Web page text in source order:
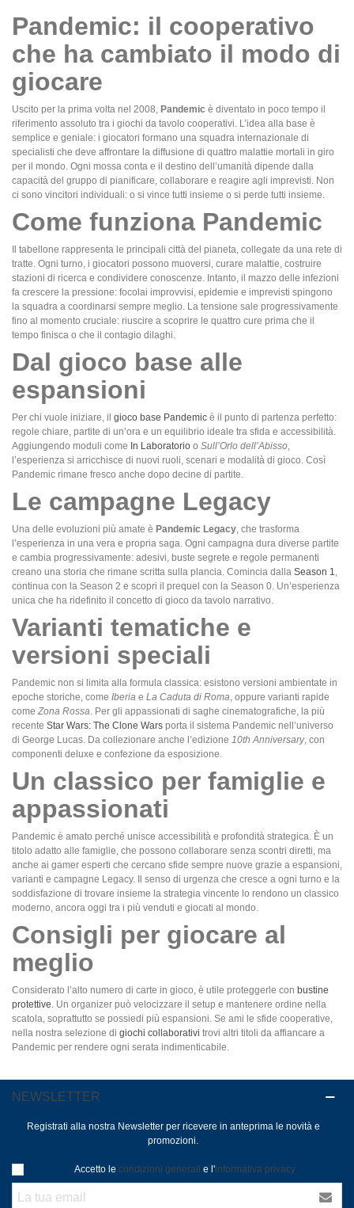
Pandemic: il cooperativo
che ha cambiato il modo di
giocare
Uscito per la prima volta nel 2008, Pandemic è diventato in poco tempo il
riferimento assoluto tra i giochi da tavolo cooperativi. L’idea alla base è
semplice e geniale: i giocatori formano una squadra internazionale di
specialisti che deve affrontare la diffusione di quattro malattie mortali in giro
per il mondo. Ogni mossa conta e il destino dell’umanità dipende dalla
capacità del gruppo di pianificare, collaborare e reagire agli imprevisti. Non
ci sono vincitori individuali: o si vince tutti insieme o si perde tutti insieme.
Come funziona Pandemic
Il tabellone rappresenta le principali città del pianeta, collegate da una rete di
tratte. Ogni turno, i giocatori possono muoversi, curare malattie, costruire
stazioni di ricerca e condividere conoscenze. Intanto, il mazzo delle infezioni
fa crescere la pressione: focolai improvvisi, epidemie e imprevisti spingono
la squadra a coordinarsi sempre meglio. La tensione sale progressivamente
fino al momento cruciale: riuscire a scoprire le quattro cure prima che il
tempo finisca o che il contagio dilaghi.
Dal gioco base alle
espansioni
Per chi vuole iniziare, il gioco base Pandemic è il punto di partenza perfetto:
regole chiare, partite di un’ora e un equilibrio ideale tra sfida e accessibilità.
Aggiungendo moduli come In Laboratorio o Sull’Orlo dell’Abisso,
l’esperienza si arricchisce di nuovi ruoli, scenari e modalità di gioco. Così
Pandemic rimane fresco anche dopo decine di partite.
Le campagne Legacy
Una delle evoluzioni più amate è Pandemic Legacy, che trasforma
l’esperienza in una vera e propria saga. Ogni campagna dura diverse partite
e cambia progressivamente: adesivi, buste segrete e regole permanenti
creano una storia che rimane scritta sulla plancia. Comincia dalla Season 1,
continua con la Season 2 e scopri il prequel con la Season 0. Un’esperienza
unica che ha ridefinito il concetto di gioco da tavolo narrativo.
Varianti tematiche e
versioni speciali
Pandemic non si limita alla formula classica: esistono versioni ambientate in
epoche storiche, come Iberia e La Caduta di Roma, oppure varianti rapide
come Zona Rossa. Per gli appassionati di saghe cinematografiche, la più
recente Star Wars: The Clone Wars porta il sistema Pandemic nell’universo
di George Lucas. Da collezionare anche l’edizione 10th Anniversary, con
componenti deluxe e confezione da esposizione.
Un classico per famiglie e
appassionati
Pandemic è amato perché unisce accessibilità e profondità strategica. È un
titolo adatto alle famiglie, che possono collaborare senza scontri diretti, ma
anche ai gamer esperti che cercano sfide sempre nuove grazie a espansioni,
varianti e campagne Legacy. Il senso di urgenza che cresce a ogni turno e la
soddisfazione di trovare insieme la strategia vincente lo rendono un classico
moderno, ancora oggi tra i più venduti e giocati al mondo.
Consigli per giocare al
meglio
Considerato l’alto numero di carte in gioco, è utile proteggerle con bustine
protettive. Un organizer può velocizzare il setup e mantenere ordine nella
scatola, soprattutto se possiedi più espansioni. Se ami le sfide cooperative,
nella nostra selezione di giochi collaborativi trovi altri titoli da affiancare a
Pandemic per rendere ogni serata indimenticabile.
NEWSLETTER
Registrati alla nostra Newsletter per ricevere in anteprima le novità e
promozioni.
Accetto le condizioni generali e l'informativa privacy